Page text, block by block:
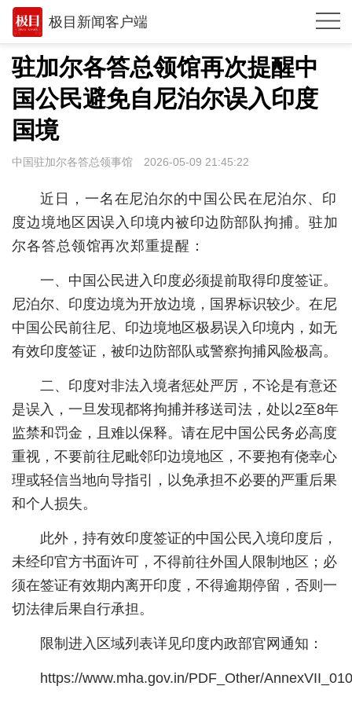
极目新闻客户端
推荐
观点
时政
湖北
世相
环球
专题
极客圈
经济
城建
科教
健康
悠游
相亲
汽车
房产
消费
创意
文化
驻加尔各答总领馆再次提醒中
国公民避免自尼泊尔误入印度
国境
中国驻加尔各答总领事馆 2026-05-09 21:45:22
近日，一名在尼泊尔的中国公民在尼泊尔、印
度边境地区因误入印境内被印边防部队拘捕。驻加
尔各答总领馆再次郑重提醒：
一、中国公民进入印度必须提前取得印度签证。
尼泊尔、印度边境为开放边境，国界标识较少。在尼
中国公民前往尼、印边境地区极易误入印境内，如无
有效印度签证，被印边防部队或警察拘捕风险极高。
二、印度对非法入境者惩处严厉，不论是有意还
是误入，一旦发现都将拘捕并移送司法，处以2至8年
监禁和罚金，且难以保释。请在尼中国公民务必高度
重视，不要前往尼毗邻印边境地区，不要抱有侥幸心
理或轻信当地向导指引，以免承担不必要的严重后果
和个人损失。
此外，持有效印度签证的中国公民入境印度后，
未经印官方书面许可，不得前往外国人限制地区；必
须在签证有效期内离开印度，不得逾期停留，否则一
切法律后果自行承担。
限制进入区域列表详见印度内政部官网通知：
https://www.mha.gov.in/PDF_Other/